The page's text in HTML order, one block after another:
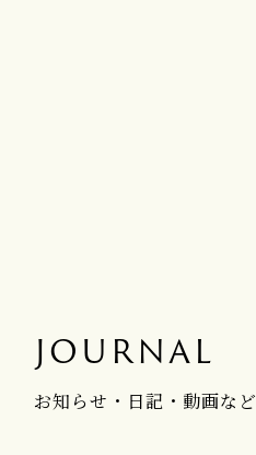
JOURNAL
お知らせ・日記・動画など